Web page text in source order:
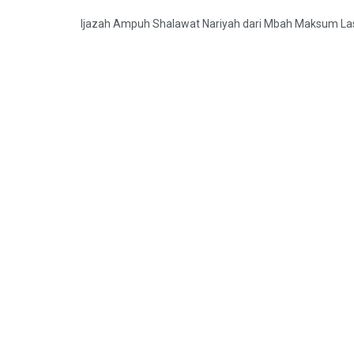
Ijazah Ampuh Shalawat Nariyah dari Mbah Maksum